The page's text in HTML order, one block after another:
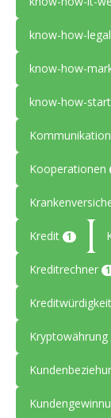
know-how-
know-how-
know-how-
Kommunikation
Kooperationen
Kredit 1
Kreditrechner 1
Kreditwürdigkeit
Kryptowährung